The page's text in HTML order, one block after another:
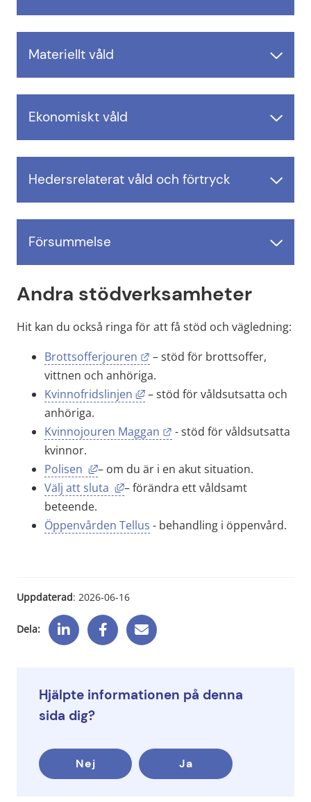
Materiellt våld
Ekonomiskt våld
Hedersrelaterat våld och förtryck
Försummelse
Andra stödverksamheter
Hit kan du också ringa för att få stöd och vägledning:
Brottsofferjouren
Länk till annan webbplats.
– stöd för brottsoffer,
vittnen och anhöriga.
Kvinnofridslinjen
Länk till annan webbplats,
– stöd för våldsutsatta och
anhöriga.
Kvinnojouren Maggan
Länk till annan webbplats.
- stöd för våldsutsatta
kvinnor.
Polisen
Länk till annan webbplats, öppnas i nytt
– om du är i en akut situation.
Välj att sluta
Länk till annan webbplats, öppnas
– förändra ett våldsamt
beteende.
Öppenvården Tellus - behandling i öppenvård.
Uppdaterad: 2026-06-16
Dela:
Hjälpte informationen på denna
sida dig?
Nej Ja